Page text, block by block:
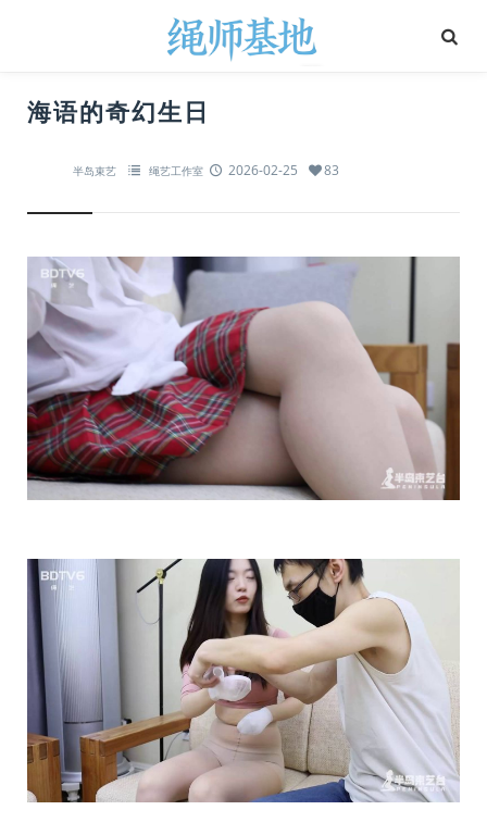
海语的奇幻生日
半岛束艺 绳艺工作室 2026-02-25 83